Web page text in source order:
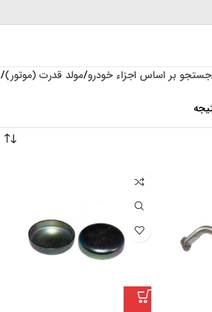
جستجو بر اساس اجزاء خودرو مولد قدرت (موتور)